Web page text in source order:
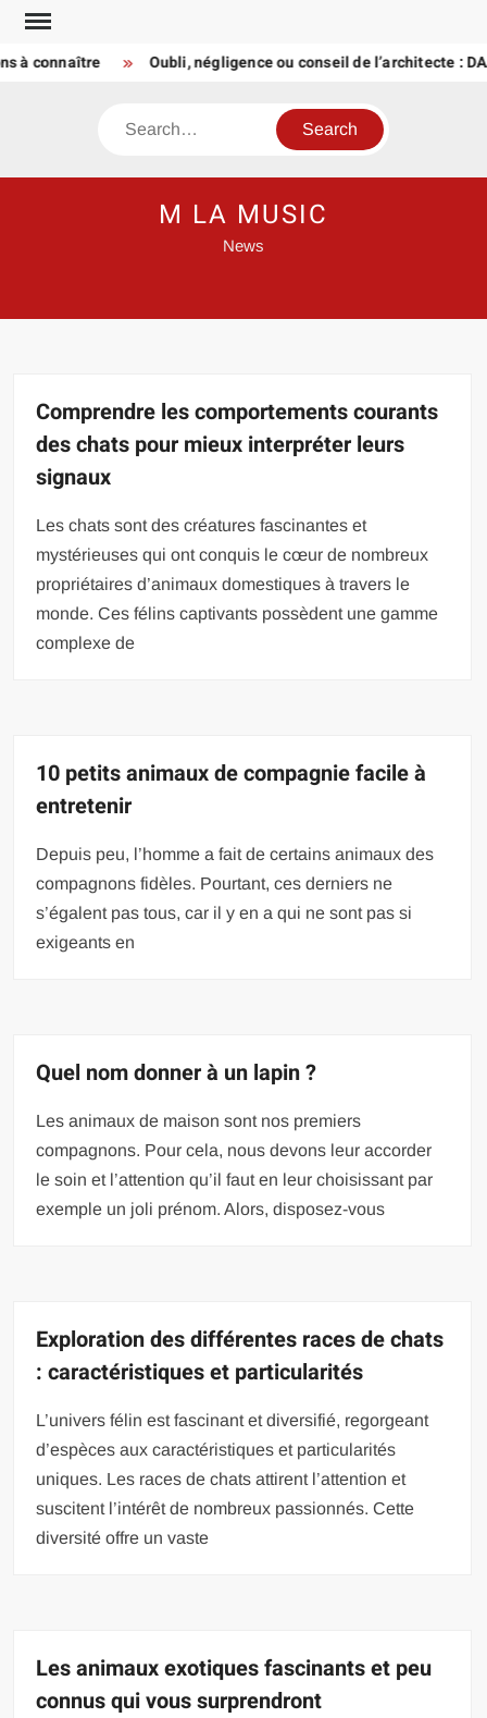
Skip
content
Oubli, négligence ou conseil de l’architecte :
Search
M LA MUSIC
News
Comprendre les comportements courants
des chats pour mieux interpréter leurs
signaux
Les chats sont des créatures fascinantes et
mystérieuses qui ont conquis le cœur de nombreux
propriétaires d’animaux domestiques à travers le
monde. Ces félins captivants possèdent une gamme
complexe de
10 petits animaux de compagnie facile à
entretenir
Depuis peu, l’homme a fait de certains animaux des
compagnons fidèles. Pourtant, ces derniers ne
s’égalent pas tous, car il y en a qui ne sont pas si
exigeants en
Quel nom donner à un lapin ?
Les animaux de maison sont nos premiers
compagnons. Pour cela, nous devons leur accorder
le soin et l’attention qu’il faut en leur choisissant par
exemple un joli prénom. Alors, disposez-vous
Exploration des différentes races de chats
: caractéristiques et particularités
L’univers félin est fascinant et diversifié, regorgeant
d’espèces aux caractéristiques et particularités
uniques. Les races de chats attirent l’attention et
suscitent l’intérêt de nombreux passionnés. Cette
diversité offre un vaste
Les animaux exotiques fascinants et peu
connus qui vous surprendront